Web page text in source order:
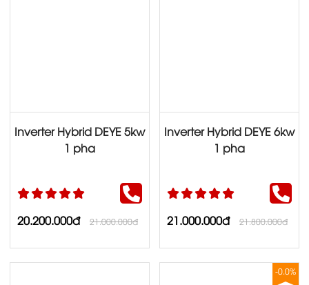
Inverter Hybrid DEYE 5kw
1 pha
20.200.000đ 21.000.000đ
Inverter Hybrid DEYE 6kw
1 pha
21.000.000đ 21.800.000đ
-0.0%